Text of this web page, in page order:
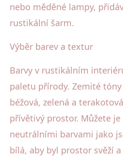
nebo měděné lampy,
rustikální šarm.
Výběr barev a textur
Barvy v rustikálním
paletu přírody. Zemité
béžová, zelená a
přívětivý prostor. Můžete
neutrálními barvami jako
bílá, aby byl prostor svěží a